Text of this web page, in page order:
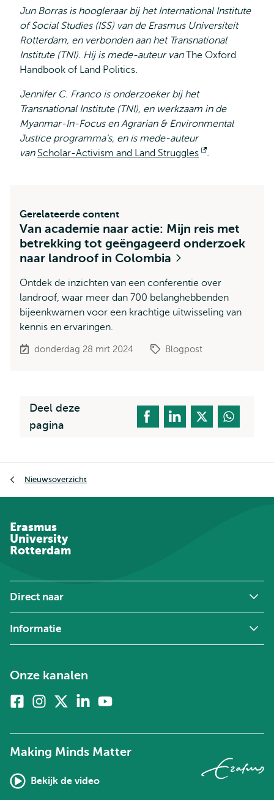
Jun Borras is hoogleraar bij het International Institute
of Social Studies (ISS) van de Erasmus Universiteit
Rotterdam, en verbonden aan het Transnational
Institute (TNI). Hij is mede-auteur vanThe Oxford
Handbook of Land Politics.
Jennifer C. Franco is onderzoeker bij het
Transnational Institute (TNI), en werkzaam in de
Myanmar-In-Focus en Agrarian & Environmental
Justice programma's, en is mede-auteur
van Scholar-Activism and Land Struggles
Opent
.
Gerelateerde content
Van academie naar actie: Mijn reis met
betrekking tot geëngageerd onderzoek
naar landroof in Colombia
Ontdek de inzichten van een conferentie over
landroof, waar meer dan 700 belanghebbenden
bijeenkwamen voor een krachtige uitwisseling van
kennis en ervaringen.
donderdag 28 mrt 2024 Blogpost
Deel deze
pagina
Nieuwsoverzicht
Erasmus
University
Rotterdam
Direct naar
Informatie
Onze kanalen
FacebookInstagram
twitter)
Linkedin
Making Minds Matter
Bekijk de video